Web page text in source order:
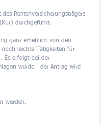
Rentenversicherungsträgers
durchgeführt.
ganz erheblich von den
noch leichte Tätigkeiten für
Es erfolgt bei der
wurde - der Antrag wird
werden.